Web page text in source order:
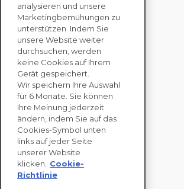
KONTAKTIEREN SIE
UNS
UNTERNEHMENS
LÖSUNGEN
NACHHALTIGKEITS
BEWERTUNGEN
RESSOURCEN
ÜBER
analysieren und unsere
Marketingbemühungen zu
unterstützen. Indem Sie
unsere Website weiter
durchsuchen, werden
keine Cookies auf Ihrem
Gerät gespeichert.
Wir speichern Ihre Auswahl
für 6 Monate. Sie können
Ihre Meinung jederzeit
ändern, indem Sie auf das
Cookies-Symbol unten
links auf jeder Seite
unserer Website
klicken.
Cookie-
Richtlinie